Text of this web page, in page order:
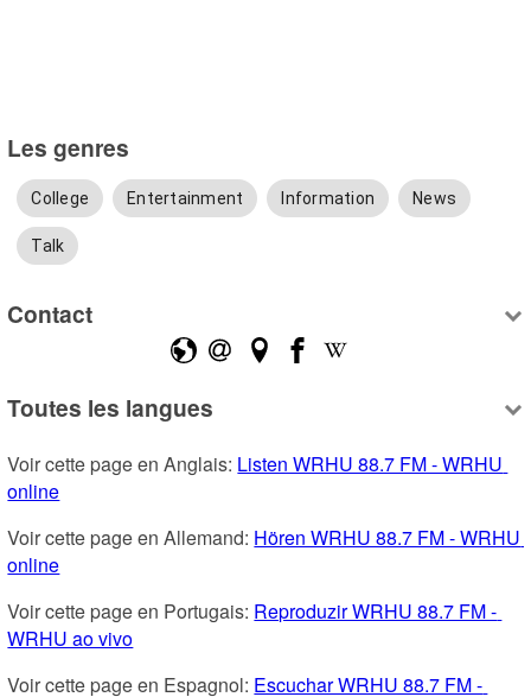
Les genres
College Entertainment Information News
Talk
Contact
Toutes les langues
Voir cette page en Anglais: Listen WRHU 88.7 FM - WRHU
online
Voir cette page en Allemand: Hören WRHU 88.7 FM - WRHU
online
Voir cette page en Portugais: Reproduzir WRHU 88.7 FM -
WRHU ao vivo
Voir cette page en Espagnol: Escuchar WRHU 88.7 FM -